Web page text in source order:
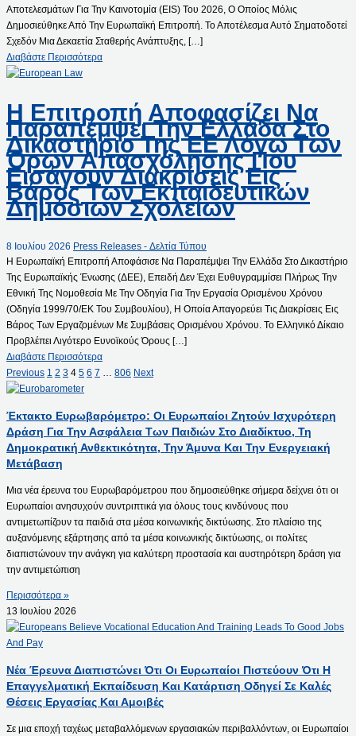
Αποτελεσμάτων Για Την Καινοτομία (EIS) Του 2026, Ο Οποίος Μόλις
Δημοσιεύθηκε Από Την Ευρωπαϊκή Επιτροπή. Το Αποτέλεσμα Αυτό Σηματοδοτεί
Σχεδόν Μια Δεκαετία Σταθερής Ανάπτυξης, […]
Διαβάστε Περισσότερα
Η Επιτροπή Αποφασίζει Να
Παραπέμψει Την Ελλάδα Στο
Δικαστήριο Της ΕΕ Λόγω Των
Όρων Απασχόλησης Που
Εισάγουν Διακρίσεις Εις
Βάρος Των Εκπαιδευτικών
Δημόσιων Σχολείων
8 Ιουλίου 2026 Press Releases - Δελτία Τύπου
Η Ευρωπαϊκή Επιτροπή Αποφάσισε Να Παραπέμψει Την Ελλάδα Στο Δικαστήριο
Της Ευρωπαϊκής Ένωσης (ΔΕΕ), Επειδή Δεν Έχει Ευθυγραμμίσει Πλήρως Την
Εθνική Της Νομοθεσία Με Την Οδηγία Για Την Εργασία Ορισμένου Χρόνου
(οδηγία 1999/70/ΕΚ Του Συμβουλίου), Η Οποία Απαγορεύει Τις Διακρίσεις Εις
Βάρος Των Εργαζομένων Με Συμβάσεις Ορισμένου Χρόνου. Το Ελληνικό Δίκαιο
Προβλέπει Λιγότερο Ευνοϊκούς Όρους […]
Διαβάστε Περισσότερα
Previous 1 2 3 4 5 6 7 … 806 Next
Έκτακτο Ευρωβαρόμετρο: Οι Ευρωπαίοι Ζητούν Ισχυρότερη
Δράση Για Την Ασφάλεια Των Παιδιών Στο Διαδίκτυο, Τη
Δημοκρατική Ανθεκτικότητα, Την Άμυνα Και Την Ενεργειακή
Μετάβαση
Μια νέα έρευνα του Ευρωβαρόμετρου που δημοσιεύθηκε σήμερα δείχνει ότι οι
Ευρωπαίοι ανησυχούν συντριπτικά για όλους τους κινδύνους που
αντιμετωπίζουν τα παιδιά στα μέσα κοινωνικής δικτύωσης. Στο πλαίσιο της
αυξανόμενης εξάρτησης από τα μέσα κοινωνικής δικτύωσης, οι πολίτες
διαπιστώνουν την ανάγκη για καλύτερη προστασία και αυστηρότερη δράση για
την αντιμετώπιση
Περισσότερα »
13 Ιουλίου 2026
Νέα Έρευνα Διαπιστώνει Ότι Οι Ευρωπαίοι Πιστεύουν Ότι Η
Επαγγελματική Εκπαίδευση Και Κατάρτιση Οδηγεί Σε Καλές
Θέσεις Εργασίας Και Αμοιβές
Σε μια εποχή ταχέως μεταβαλλόμενων εργασιακών περιβαλλόντων, οι Ευρωπαίοι